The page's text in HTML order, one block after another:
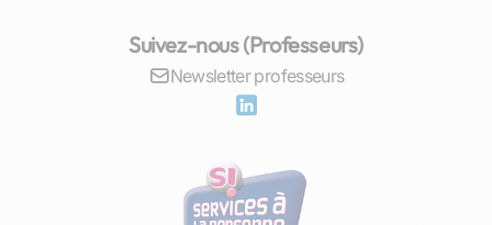
chimie sont essentielles pour les élèves orientés
vers les filières scientifiques. Ces cours offrent
une compréhension fondamentale des principes
carrière dans les domaines scientifiques ou de
l'ingénierie. Les cours particuliers dans ces
Suivez-nous (Professeurs)
Newsletter professeurs